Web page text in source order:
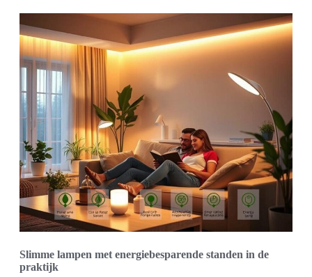
Slimme lampen met energiebesparende standen in de
praktijk